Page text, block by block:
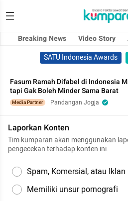
Breaking News Video Story
SATU Indonesia Awards
Fasum Ramah Difabel di Indonesia
tapi Gak Boleh Minder Sama Barat
Media Partner Pandangan Jogja
Laporkan Konten
Tim kumparan akan menggunakan
pengecekan terhadap konten ini.
Spam, Komersial, atau Iklan
Memiliki unsur pornografi